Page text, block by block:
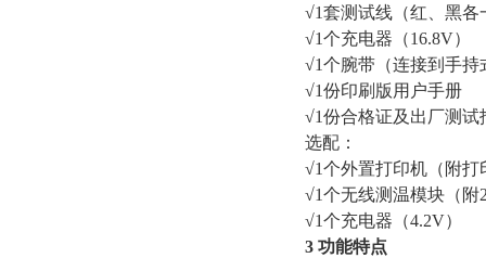
√1套测试线（红、黑各
√1个充电器（16.8V）
√1个腕带（连接到手持
√1份印刷版用户手册
√1份合格证及出厂测试
选配：
√1个外置打印机（附打
√1个无线测温模块（附
√1个充电器（4.2V）
3 功能特点